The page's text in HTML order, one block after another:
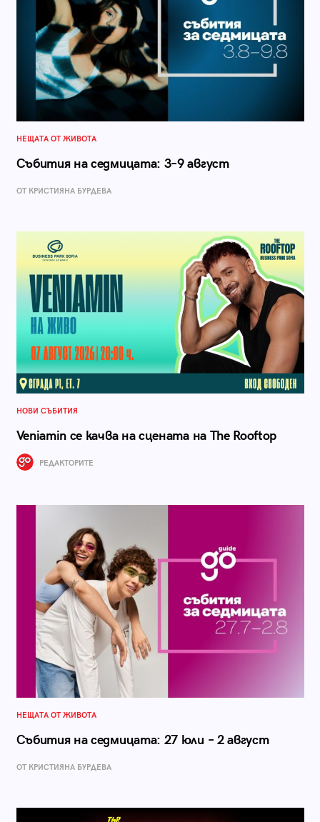
НЕЩАТА ОТ ЖИВОТА
Събития на седмицата: 3–9 август
ОТ КРИСТИЯНА БУРДЕВА
НОВИ СЪБИТИЯ
Veniamin се качва на сцената на The Rooftop
РЕДАКТОРИТЕ
НЕЩАТА ОТ ЖИВОТА
Събития на седмицата: 27 юли – 2 август
ОТ КРИСТИЯНА БУРДЕВА